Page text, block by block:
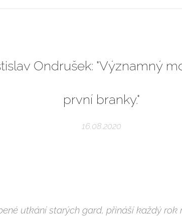
Ondrušek: "Významný
první branky."
16.08.2020
utkání starých gard, přináší každý rok